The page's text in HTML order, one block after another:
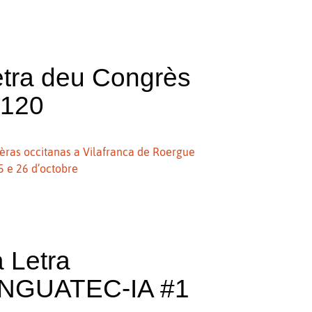
deu Congrès
occitanas a Vilafranca de Roergue
e 26 d’octobre
Letra
IA #1